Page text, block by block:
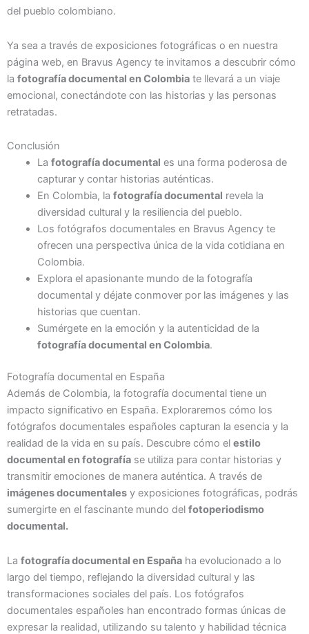
del pueblo colombiano.
Ya sea a través de exposiciones fotográficas o en nuestra
página web, en Bravus Agency te invitamos a descubrir cómo
la fotografía documental en Colombia te llevará a un viaje
emocional, conectándote con las historias y las personas
retratadas.
Conclusión
La fotografía documental es una forma poderosa de
capturar y contar historias auténticas.
En Colombia, la fotografía documental revela la
diversidad cultural y la resiliencia del pueblo.
Los fotógrafos documentales en Bravus Agency te
ofrecen una perspectiva única de la vida cotidiana en
Colombia.
Explora el apasionante mundo de la fotografía
documental y déjate conmover por las imágenes y las
historias que cuentan.
Sumérgete en la emoción y la autenticidad de la
fotografía documental en Colombia.
Fotografía documental en España
Además de Colombia, la fotografía documental tiene un
impacto significativo en España. Exploraremos cómo los
fotógrafos documentales españoles capturan la esencia y la
realidad de la vida en su país. Descubre cómo el estilo
documental en fotografía se utiliza para contar historias y
transmitir emociones de manera auténtica. A través de
imágenes documentales y exposiciones fotográficas, podrás
sumergirte en el fascinante mundo del fotoperiodismo
documental.
La fotografía documental en España ha evolucionado a lo
largo del tiempo, reflejando la diversidad cultural y las
transformaciones sociales del país. Los fotógrafos
documentales españoles han encontrado formas únicas de
expresar la realidad, utilizando su talento y habilidad técnica